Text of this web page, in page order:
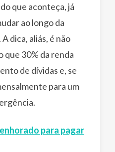
que aconteça, já
ao longo da
dica, aliás, é não
que 30% da renda
de dívidas e, se
para um
para pagar